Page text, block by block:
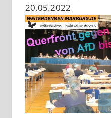
20.05.2022